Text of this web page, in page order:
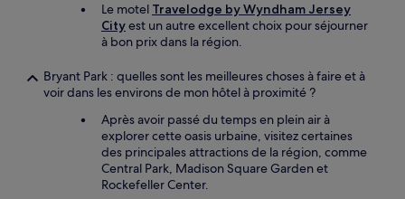
Le motel Travelodge by Wyndham Jersey
Cityest un autre excellent choix pour séjourner
à bon prix dans la région.
Bryant Park : quelles sont les meilleures choses à faire et à
voir dans les environs de mon hôtel à proximité ?
Après avoir passé du temps en plein air à
explorer cette oasis urbaine, visitez certaines
des principales attractions de la région, comme
Central Park, Madison Square Garden et
Rockefeller Center.